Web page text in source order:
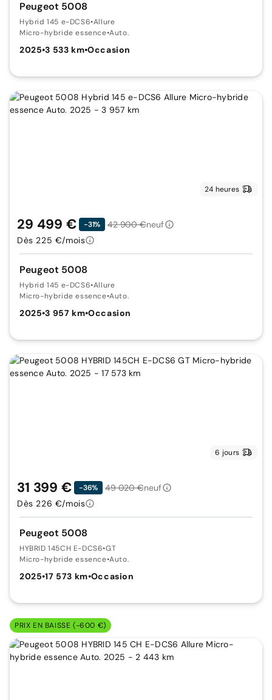
Peugeot 5008
Hybrid 145 e-DCS6•Allure
Micro-hybride essence•Auto.
2025•3 533 km•Occasion
24 heures
Peugeot 5008
Hybrid 145 e-DCS6•Allure
Micro-hybride essence•Auto.
2025•3 957 km•Occasion
29 499 € -31% 42 900 €neuf
Dès 225 €/mois
6 jours
Peugeot 5008
HYBRID 145CH E-DCS6•GT
Micro-hybride essence•Auto.
2025•17 573 km•Occasion
31 399 € -36% 49 020 €neuf
Dès 226 €/mois
PRIX EN BAISSE (-600 €)